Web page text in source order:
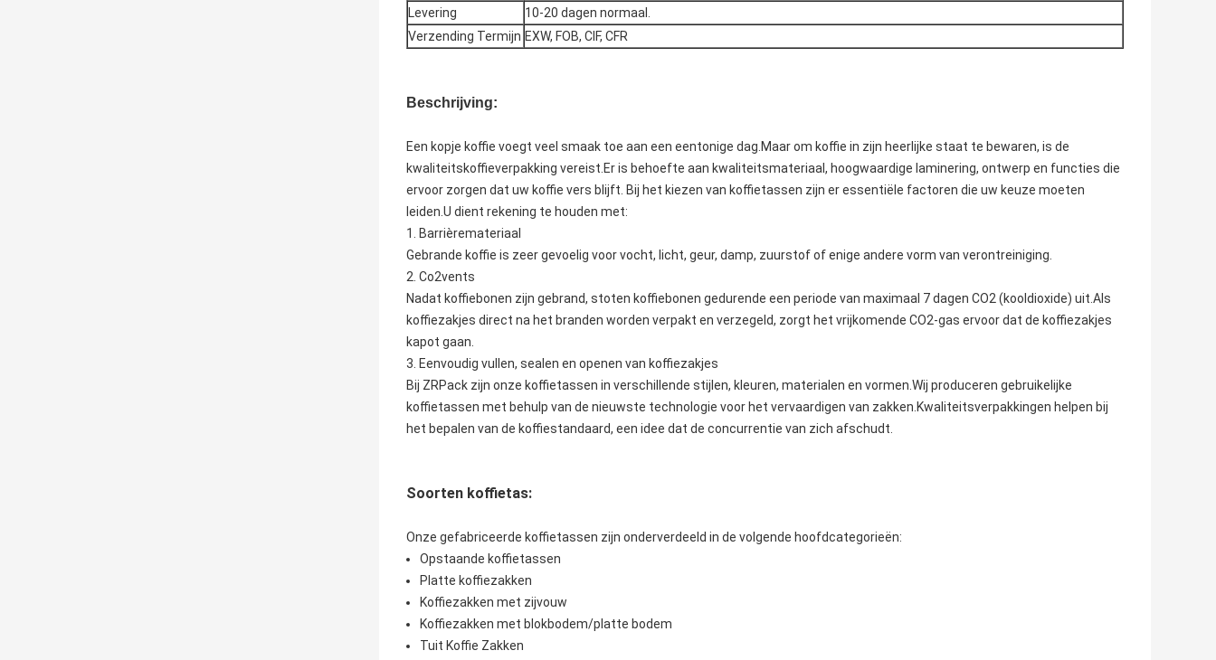
Levering
10-20 dagen normaal.
Verzending Termijn EXW, FOB, CIF, CFR
Beschrijving:
Een kopje koffie voegt veel smaak toe aan een eentonige dag.Maar om koffie in zijn heerlijke staat te bewaren, is de
kwaliteitskoffieverpakking vereist.Er is behoefte aan kwaliteitsmateriaal, hoogwaardige laminering, ontwerp en functies die
ervoor zorgen dat uw koffie vers blijft. Bij het kiezen van koffietassen zijn er essentiële factoren die uw keuze moeten
leiden.U dient rekening te houden met:
1. Barrièremateriaal
Gebrande koffie is zeer gevoelig voor vocht, licht, geur, damp, zuurstof of enige andere vorm van verontreiniging.
2. Co2vents
Nadat koffiebonen zijn gebrand, stoten koffiebonen gedurende een periode van maximaal 7 dagen CO2 (kooldioxide) uit.Als
koffiezakjes direct na het branden worden verpakt en verzegeld, zorgt het vrijkomende CO2-gas ervoor dat de koffiezakjes
kapot gaan.
3. Eenvoudig vullen, sealen en openen van koffiezakjes
Bij ZRPack zijn onze koffietassen in verschillende stijlen, kleuren, materialen en vormen.Wij produceren gebruikelijke
koffietassen met behulp van de nieuwste technologie voor het vervaardigen van zakken.Kwaliteitsverpakkingen helpen bij
het bepalen van de koffiestandaard, een idee dat de concurrentie van zich afschudt.
Soorten koffietas:
Onze gefabriceerde koffietassen zijn onderverdeeld in de volgende hoofdcategorieën:
Opstaande koffietassen
Platte koffiezakken
Koffiezakken met zijvouw
Koffiezakken met blokbodem/platte bodem
Tuit Koffie Zakken